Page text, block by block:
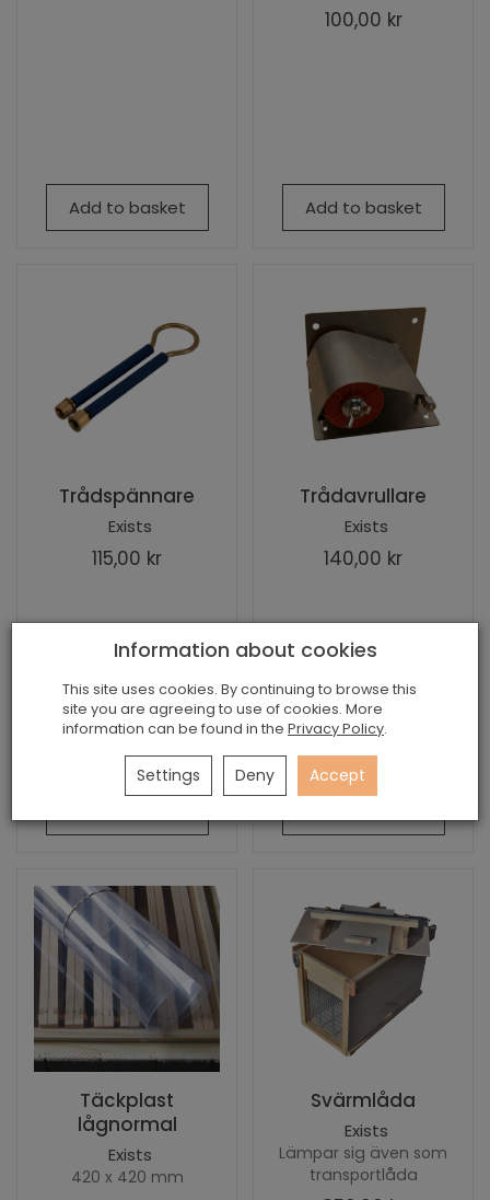
Add to basket
100,00 kr
Add to basket
Trådspännare
Exists
115,00 kr
Trådavrullare
Exists
140,00 kr
Täckplast
lågnormal
Exists
420 x 420 mm
Svärmlåda
Exists
Lämpar sig även som
transportlåda
Information about cookies
This site uses cookies. By continuing to browse this
site you are agreeing to use of cookies. More
information can be found in the Privacy Policy.
Settings Deny Accept